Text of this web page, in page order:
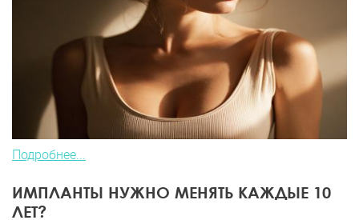
Подробнее...
ИМПЛАНТЫ НУЖНО МЕНЯТЬ КАЖДЫЕ 10
ЛЕТ?